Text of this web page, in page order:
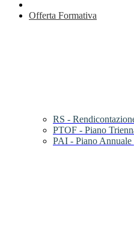
Offerta Formativa
RS -
PTOF - Piano
PAI - Piano